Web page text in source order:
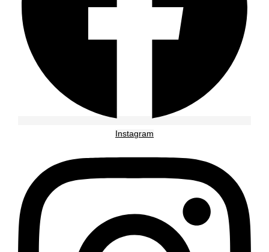
Instagram